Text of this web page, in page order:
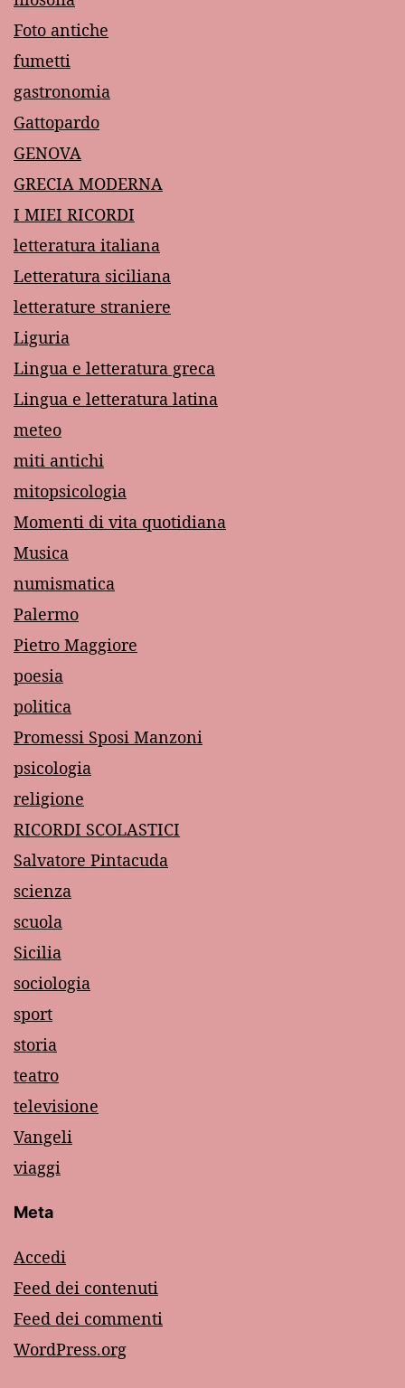
Foto antiche
fumetti
gastronomia
Gattopardo
GENOVA
GRECIA MODERNA
I MIEI RICORDI
letteratura italiana
Letteratura siciliana
letterature straniere
Liguria
Lingua e letteratura greca
Lingua e letteratura latina
meteo
miti antichi
mitopsicologia
Momenti di vita quotidiana
Musica
numismatica
Palermo
Pietro Maggiore
poesia
politica
Promessi Sposi Manzoni
psicologia
religione
RICORDI SCOLASTICI
Salvatore Pintacuda
scienza
scuola
Sicilia
sociologia
sport
storia
teatro
televisione
Vangeli
viaggi
Meta
Accedi
Feed dei contenuti
Feed dei commenti
WordPress.org